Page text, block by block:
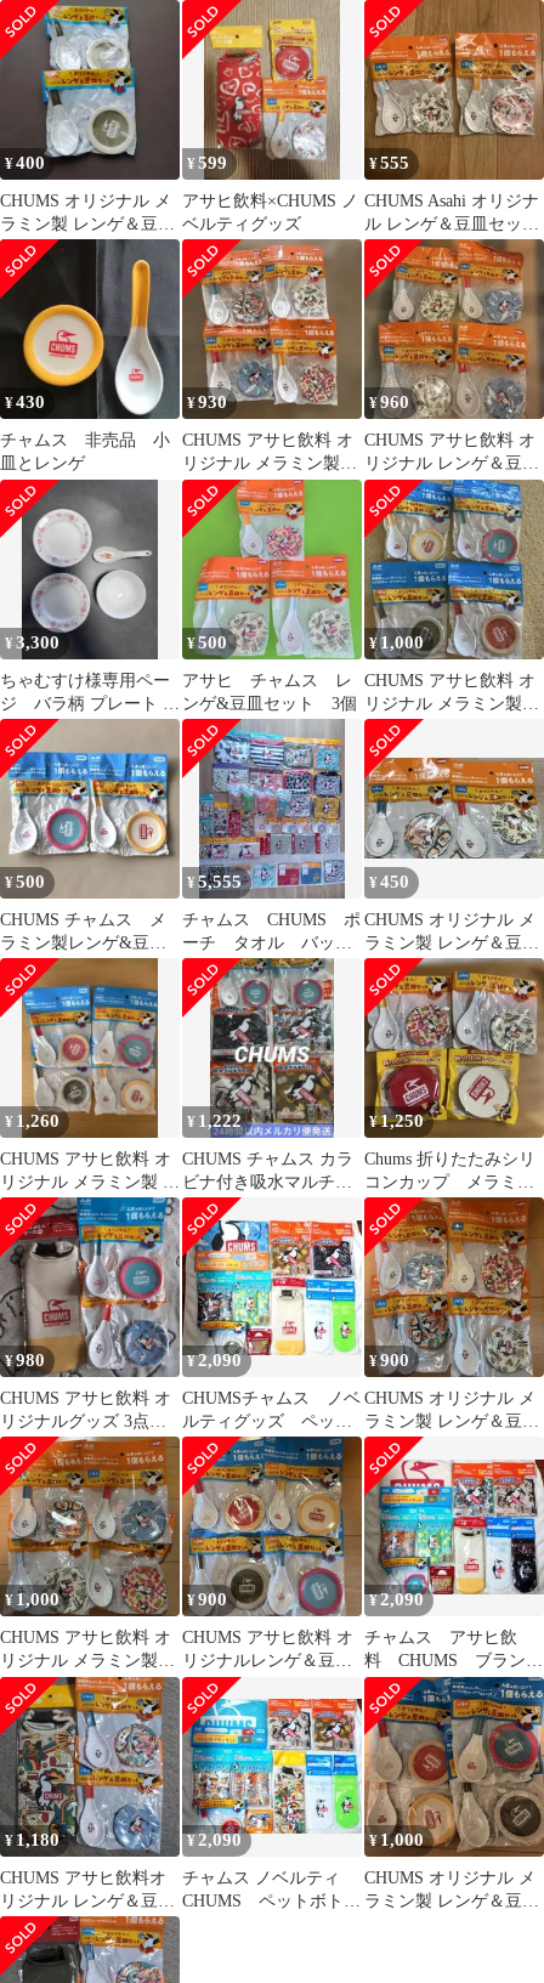
セット 5セット ン 非売品
¥400
CHUMS オリジナル メ
ラミン製 レンゲ＆豆皿
セット2セット
¥599
アサヒ飲料×CHUMS ノ
ベルティグッズ
¥555
CHUMS Asahi オリジナ
ル レンゲ＆豆皿セット
2種
¥430
チャムス 非売品 小
皿とレンゲ
¥930
CHUMS アサヒ飲料 オ
リジナル メラミン製レ
ンゲ＆豆皿 全4種
¥960
CHUMS アサヒ飲料 オ
リジナル レンゲ＆豆皿
セット 4種
¥3,300
ちゃむすけ様専用ペー
ジ バラ柄 プレート 2
枚 レンゲ 茶碗 セット
¥500
アサヒ チャムス レ
ンゲ&豆皿セット 3個
¥1,000
CHUMS アサヒ飲料 オ
リジナル メラミン製レ
ンゲ＆豆皿 4種セット
¥500
CHUMS チャムス メ
ラミン製レンゲ&豆皿
セット
¥5,555
チャムス CHUMS ポ
ーチ タオル バッ
グ タンブラー 保冷
バッグ
¥450
CHUMS オリジナル メ
ラミン製 レンゲ＆豆皿
セット 2種
¥ 1,260
CHUMS アサヒ飲料 オ
リジナル メラミン製 レ
ンゲ＆豆皿セット
¥ 1,222
CHUMS チャムス カラ
ビナ付き吸水マルチク
ロス 4種 /レンゲ&豆皿
2組
¥1,250
Chums 折りたたみシリ
コンカップ メラミン
レンゲ&豆皿 2つセット
¥980
CHUMS アサヒ飲料 オ
リジナルグッズ 3点セ
ット
¥2,090
CHUMSチャムス ノベ
ルティグッズ ペット
ボトルカバー ブラン
ケット 未開封
¥900
CHUMS オリジナル メ
ラミン製 レンゲ＆豆皿
セット 全4種
¥ 1,000
CHUMS アサヒ飲料 オ
リジナル メラミン製レ
ンゲ＆豆皿全4種セット
¥900
CHUMS アサヒ飲料 オ
リジナルレンゲ＆豆皿
セット 全4種
¥2,090
チャムス アサヒ飲
料 CHUMS ブランケ
ット ペットボトルカ
バー ノベルティ
¥1,180
CHUMS アサヒ飲料オ
リジナル レンゲ＆豆皿
セット
¥2,090
チャムス ノベルティ
CHUMS ペットボトル
¥1,000
CHUMS オリジナル メ
ラミン製 レンゲ＆豆皿